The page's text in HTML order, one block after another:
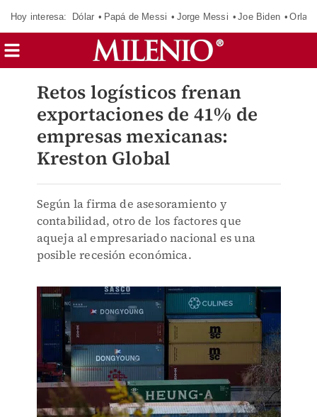
Hoy interesa: Dólar Papá de Messi Jorge Messi Joe Biden
Retos logísticos frenan
exportaciones de 41% de
empresas mexicanas:
Kreston Global
Según la firma de asesoramiento y
contabilidad, otro de los factores que
aqueja al empresariado nacional es una
posible recesión económica.